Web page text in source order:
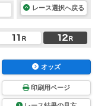
レース選択へ戻る
オッズ
印刷用ページ